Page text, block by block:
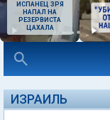
ИСПАНЕЦ ЗРЯ
НАПАЛ НА
РЕЗЕРВИСТА
ЦАХАЛА
ИЗРАИЛЬ